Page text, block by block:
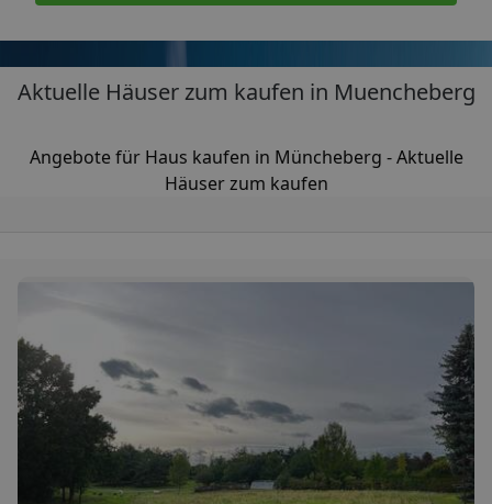
Aktuelle Häuser zum kaufen in Muencheberg
Angebote für Haus kaufen in Müncheberg - Aktuelle
Häuser zum kaufen